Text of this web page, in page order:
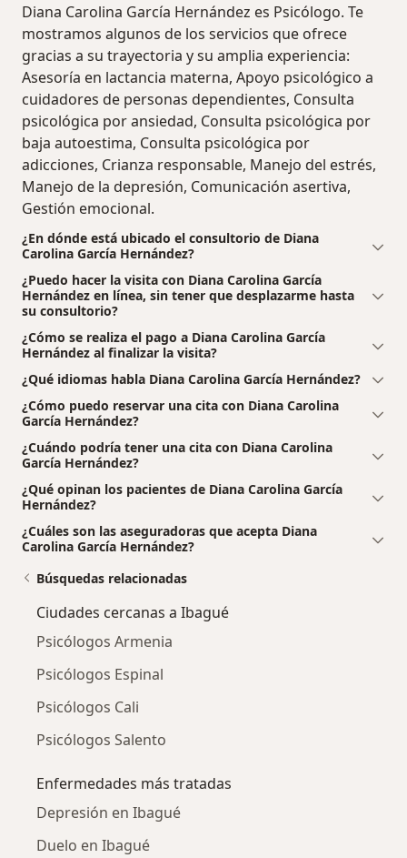
Diana Carolina García Hernández es Psicólogo. Te
mostramos algunos de los servicios que ofrece
gracias a su trayectoria y su amplia experiencia:
Asesoría en lactancia materna, Apoyo psicológico a
cuidadores de personas dependientes, Consulta
psicológica por ansiedad, Consulta psicológica por
baja autoestima, Consulta psicológica por
adicciones, Crianza responsable, Manejo del estrés,
Manejo de la depresión, Comunicación asertiva,
Gestión emocional.
¿En dónde está ubicado el consultorio de Diana
Carolina García Hernández?
¿Puedo hacer la visita con Diana Carolina García
Hernández en línea, sin tener que desplazarme hasta
su consultorio?
¿Cómo se realiza el pago a Diana Carolina García
Hernández al finalizar la visita?
¿Qué idiomas habla Diana Carolina García Hernández?
¿Cómo puedo reservar una cita con Diana Carolina
García Hernández?
¿Cuándo podría tener una cita con Diana Carolina
García Hernández?
¿Qué opinan los pacientes de Diana Carolina García
Hernández?
¿Cuáles son las aseguradoras que acepta Diana
Carolina García Hernández?
Búsquedas relacionadas
Ciudades cercanas a Ibagué
Psicólogos Armenia
Psicólogos Espinal
Psicólogos Cali
Psicólogos Salento
Enfermedades más tratadas
Depresión en Ibagué
Duelo en Ibagué